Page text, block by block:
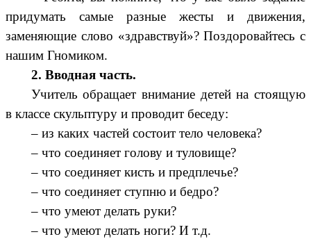
придумать самые разные жесты и движения,
заменяющие слово «здравствуй»? Поздоровайтесь с
нашим Гномиком.
2. Вводная часть.
Учитель обращает внимание детей на стоящую
в классе скульптуру и проводит беседу:
– из каких частей состоит тело человека?
– что соединяет голову и туловище?
– что соединяет кисть и предплечье?
– что соединяет ступню и бедро?
– что умеют делать руки?
– что умеют делать ноги? И т.д.